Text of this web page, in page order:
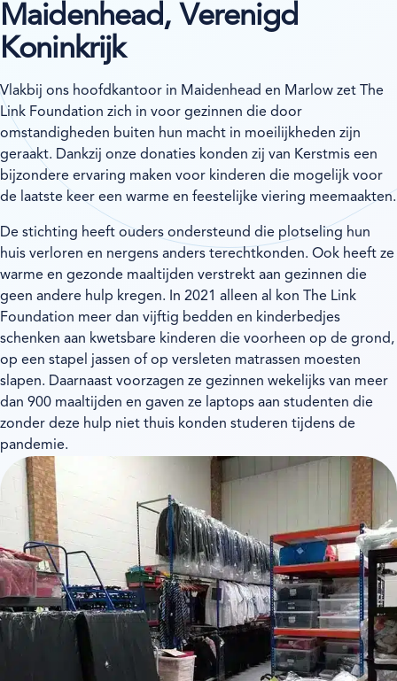
Maidenhead, Verenigd
Koninkrijk
Vlakbij ons hoofdkantoor in Maidenhead en Marlow zet The
Link Foundation zich in voor gezinnen die door
omstandigheden buiten hun macht in moeilijkheden zijn
geraakt. Dankzij onze donaties konden zij van Kerstmis een
bijzondere ervaring maken voor kinderen die mogelijk voor
de laatste keer een warme en feestelijke viering meemaakten.
De stichting heeft ouders ondersteund die plotseling hun
huis verloren en nergens anders terechtkonden. Ook heeft ze
warme en gezonde maaltijden verstrekt aan gezinnen die
geen andere hulp kregen. In 2021 alleen al kon The Link
Foundation meer dan vijftig bedden en kinderbedjes
schenken aan kwetsbare kinderen die voorheen op de grond,
op een stapel jassen of op versleten matrassen moesten
slapen. Daarnaast voorzagen ze gezinnen wekelijks van meer
dan 900 maaltijden en gaven ze laptops aan studenten die
zonder deze hulp niet thuis konden studeren tijdens de
pandemie.